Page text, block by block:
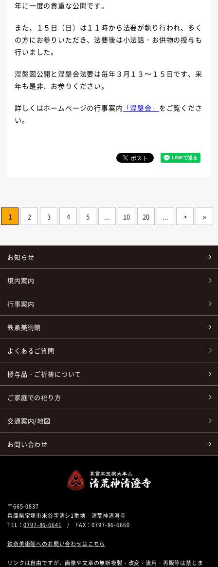
年に一度の貴重な公開です。
また、１５日（日）は１１時から法要が執り行われ、多く
の方にお参りいただき、法要後は小法話・お供物の授与も
行いました。
涅槃図公開と涅槃会法要は毎年３月１３～１５日です、来
年も是非、お参りください。
詳しくはホームページの行事案内 「涅槃会」 をご覧くださ
い。
1 2 3 4 5 ... 10 20 ... > »
お知らせ
境内案内
行事案内
鉄斎美術館
よくあるご質問
授与品・ご祈祷について
ご家庭での祀り方
交通案内/地図
お問い合わせ
〒665-0837
兵庫県宝塚市米谷字清シ1番地 清荒神清澄寺
TEL：0797-86-6641 / FAX：0797-86-6660
鉄斎美術館へのお問い合わせはこちら
リンクは自由ですが、画像や文章の無断複製・改変・流用・再販等は禁じま